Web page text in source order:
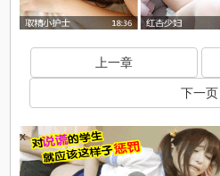
上一章
下一页
x